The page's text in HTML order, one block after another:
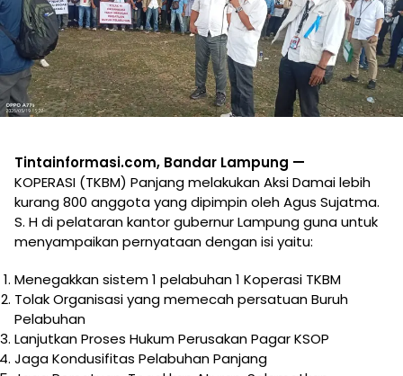
Tintainformasi.com, Bandar Lampung —
KOPERASI (TKBM) Panjang melakukan Aksi Damai lebih
kurang 800 anggota yang dipimpin oleh Agus Sujatma.
S. H di pelataran kantor gubernur Lampung guna untuk
menyampaikan pernyataan dengan isi yaitu:
Menegakkan sistem 1 pelabuhan 1 Koperasi TKBM
Tolak Organisasi yang memecah persatuan Buruh
Pelabuhan
Lanjutkan Proses Hukum Perusakan Pagar KSOP
Jaga Kondusifitas Pelabuhan Panjang